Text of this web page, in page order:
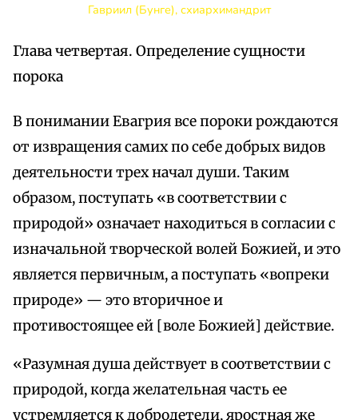
Гавриил (Бунге), схиархимандрит
Глава четвертая. Определение сущности
порока
В понимании Евагрия все пороки рождаются
от извращения самих по себе добрых видов
деятельности трех начал души. Таким
образом, поступать «в соответствии с
природой» означает находиться в согласии с
изначальной творческой волей Божией, и это
является первичным, а поступать «вопреки
природе» — это вторичное и
противостоящее ей [воле Божией] действие.
«Разумная душа действует в соответствии с
природой, когда желательная часть ее
устремляется к добродетели, яростная же